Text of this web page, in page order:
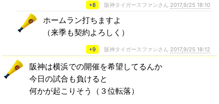
+8 阪神タイガースファンさん 2017,9/25 18:10
ホームラン打ちますよ
（来季も契約よろしく）
+9 阪神タイガースファンさん 2017,9/25 18:12
阪神は横浜での開催を希望してるんか
今日の試合も負けると
何かが起こりそう（３位転落）